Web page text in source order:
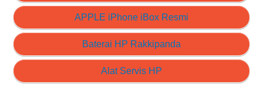
APPLE iPhone iBox Resmi
Baterai HP Rakkipanda
Alat Servis HP